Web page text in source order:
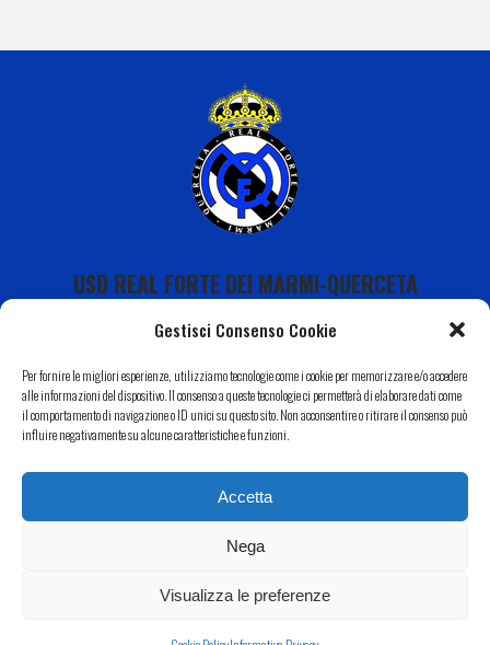
Gestisci Consenso Cookie
Per fornire le migliori esperienze, utilizziamo tecnologie come i cookie per memorizzare e/o accedere
alle informazioni del dispositivo. Il consenso a queste tecnologie ci permetterà di elaborare dati come
il comportamento di navigazione o ID unici su questo sito. Non acconsentire o ritirare il consenso può
influire negativamente su alcune caratteristiche e funzioni.
Accetta
Nega
Visualizza le preferenze
USD REAL FORTE DEI MARMI-QUERCETA
Calendario
Il Nostro Territorio
Informativa Privacy–Cookie Policy| Web by